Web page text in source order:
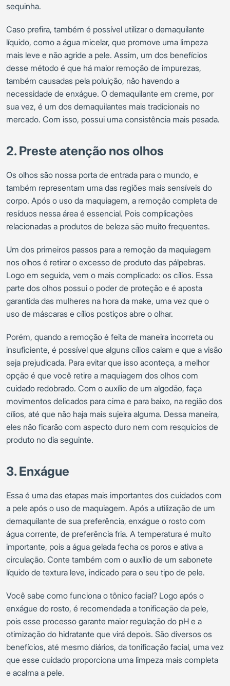
sequinha.
Caso prefira, também é possível utilizar o demaquilante
líquido, como a água micelar, que promove uma limpeza
mais leve e não agride a pele. Assim, um dos benefícios
desse método é que há maior remoção de impurezas,
também causadas pela poluição, não havendo a
necessidade de enxágue. O demaquilante em creme, por
sua vez, é um dos demaquilantes mais tradicionais no
mercado. Com isso, possui uma consistência mais pesada.
2. Preste atenção nos olhos
Os olhos são nossa porta de entrada para o mundo, e
também representam uma das regiões mais sensíveis do
corpo. Após o uso da maquiagem, a remoção completa de
resíduos nessa área é essencial. Pois complicações
relacionadas a produtos de beleza são muito frequentes.
Um dos primeiros passos para a remoção da maquiagem
nos olhos é retirar o excesso de produto das pálpebras.
Logo em seguida, vem o mais complicado: os cílios. Essa
parte dos olhos possui o poder de proteção e é aposta
garantida das mulheres na hora da make, uma vez que o
uso de máscaras e cílios postiços abre o olhar.
Porém, quando a remoção é feita de maneira incorreta ou
insuficiente, é possível que alguns cílios caiam e que a visão
seja prejudicada. Para evitar que isso aconteça, a melhor
opção é que você retire a maquiagem dos olhos com
cuidado redobrado. Com o auxílio de um algodão, faça
movimentos delicados para cima e para baixo, na região dos
cílios, até que não haja mais sujeira alguma. Dessa maneira,
eles não ficarão com aspecto duro nem com resquícios de
produto no dia seguinte.
3. Enxágue
Essa é uma das etapas mais importantes dos cuidados com
a pele após o uso de maquiagem. Após a utilização de um
demaquilante de sua preferência, enxágue o rosto com
água corrente, de preferência fria. A temperatura é muito
importante, pois a água gelada fecha os poros e ativa a
circulação. Conte também com o auxílio de um sabonete
líquido de textura leve, indicado para o seu tipo de pele.
Você sabe como funciona o tônico facial? Logo após o
enxágue do rosto, é recomendada a tonificação da pele,
pois esse processo garante maior regulação do pH e a
otimização do hidratante que virá depois. São diversos os
benefícios, até mesmo diários, da tonificação facial, uma vez
que esse cuidado proporciona uma limpeza mais completa
e acalma a pele.